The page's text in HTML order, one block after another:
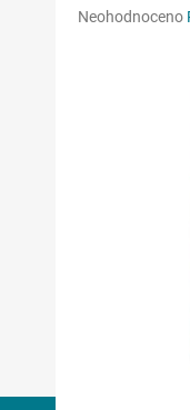
Průměrné
Neohodnoceno